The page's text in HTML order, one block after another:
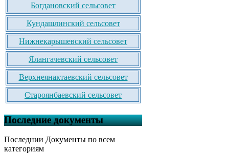
Богдановский сельсовет
Кундашлинский сельсовет
Нижнекарышевский сельсовет
Ялангачевский сельсовет
Верхнеянактаевский сельсовет
Староянбаевский сельсовет
Последние документы
Последнии Документы по всем
категориям